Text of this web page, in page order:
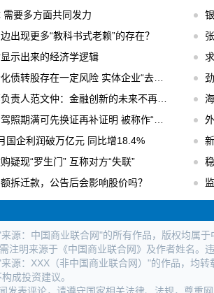
要多方面共同发力
出现更多“教科书式老赖”的存在？
示出来的经济学逻辑
股存在一定风险 实体企业“去杠杆”的可选之策
人范文仲：金融创新的未来不再是跑马圈地
期满可先换证再补证明 被称作“容缺”办理
外
国企利润破万亿元 同比增18.4%
疑现“罗生门” 互称对方“失联”
拆迁款，公告后会影响股价吗？
来源：中国商业联合网"的所有作品，版权均属
注明来源于《中国商业联合网》及作者姓名。
来源：XXX（非中国商业联合网）"的作品，均
成投资建议。